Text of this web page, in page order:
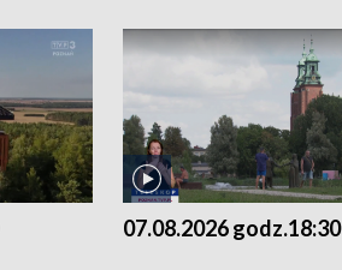
07.08.2026 godz.18:30